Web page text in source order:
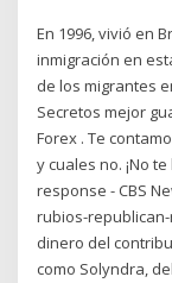
En 1996, vivió en
inmigración en
de los migrantes
Secretos mejor
Forex . Te
y cuales no. ¡No
response - CBS
rubios-
dinero del
como Solyndra,